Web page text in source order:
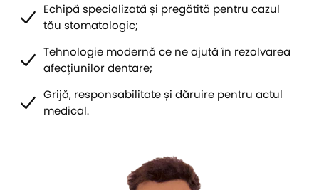
Echipă specializată și pregătită pentru cazul
tău stomatologic;
Tehnologie modernă ce ne ajută în rezolvarea
afecțiunilor dentare;
Grijă, responsabilitate și dăruire pentru actul
medical.